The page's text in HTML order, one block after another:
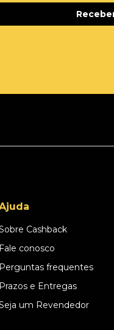
Cashback
Fale conosco
Perguntas frequentes
Prazos e Entregas
um Revendedor